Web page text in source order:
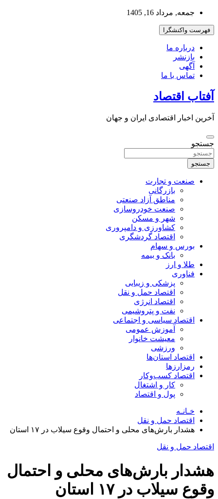
بروید
جمعه, مرداد 16, 1405
فهرست واکنشگرا
درباره ما
بازنشر
آگهی
تماس با ما
آفتاب اقتصاد
آخرین اخبار اقتصادی ایران و جهان
جستجو
جستجو
صنعت و تجارت
بازرگانی
مناطق آزاد صنعتی
صنعت خودروسازی
شهر و مسکن
کشاورزی و دامپروری
اقتصاد گردشگری
بورس و سهام
بانک و بیمه
طلا و ارز
فناوری
پزشکی و زیبایی
اقتصاد حمل و نقل
اقتصاد انرژی
نفت و پتروشیمی
اقتصاد سیاسی و اجتماعی
آموزش عمومی
معیشت خانوار
ورزشی
اقتصاد استان‌ها
رمزارزها
اقتصاد کسب‌و‌کار
کار و اشتغال
پول و اقتصاد
خـانـه
اقتصاد حمل و نقل
هشدار بارش‌های محلی و احتمال وقوع سیلاب در ۱۷ استان
اقتصاد حمل و نقل
هشدار بارش‌های محلی و احتمال
وقوع سیلاب در ۱۷ استان